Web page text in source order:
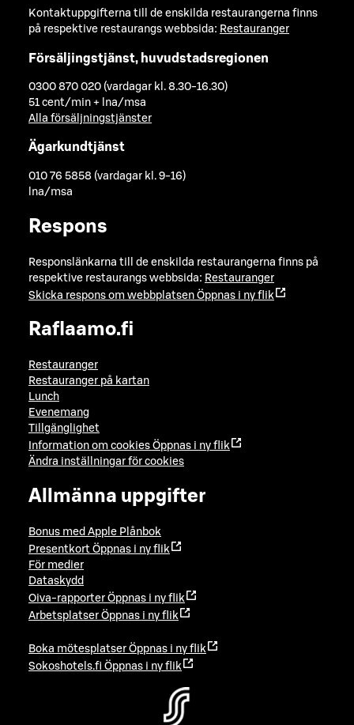
Kontaktuppgifterna till de enskilda restaurangerna finns
på respektive restaurangs webbsida: Restauranger
Försäljingstjänst, huvudstadsregionen
0300 870 020 (vardagar kl. 8.30-16.30)
51 cent/min + lna/msa
Alla försäljningstjänster
Ägarkundtjänst
010 76 5858 (vardagar kl. 9-16)
lna/msa
Respons
Responslänkarna till de enskilda restaurangerna finns på
respektive restaurangs webbsida: Restauranger
Skicka respons om webbplatsen Öppnas i ny flik
Raflaamo.fi
Restauranger
Restauranger på kartan
Lunch
Evenemang
Tillgänglighet
Information om cookies Öppnas i ny flik
Ändra inställningar för cookies
Allmänna uppgifter
Bonus med Apple Plånbok
Presentkort Öppnas i ny flik
För medier
Dataskydd
Oiva-rapporter Öppnas i ny flik
Arbetsplatser Öppnas i ny flik
Boka mötesplatser Öppnas i ny flik
Sokoshotels.fi Öppnas i ny flik